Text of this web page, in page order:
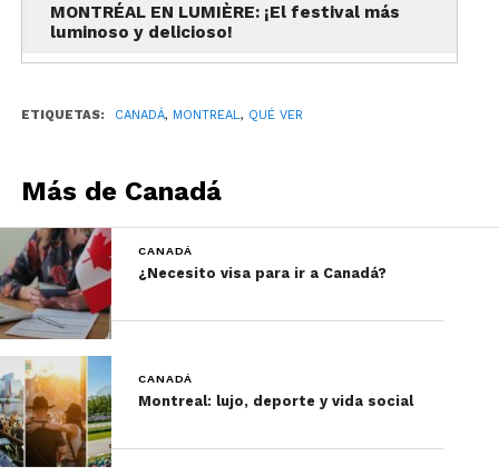
de temporada, aquí la mesa siempre está servida.
Explorar el Montreal
subterráneo
¿Sabías que bajo las calles y avenidas de la
metrópoli se esconde una pequeña ciudad
subterránea? Extendiéndose por 32 kilómetros, la
red peatonal subterránea de Montreal (también
MONTRÉAL EN LUMIÈRE: ¡El festival más
luminoso y delicioso!
ETIQUETAS: CANADÁ, MONTREAL, QUÉ VER
Más de Canadá
CANADÁ
¿Necesito visa para ir a Canadá?
CANADÁ
Montreal: lujo, deporte y vida social